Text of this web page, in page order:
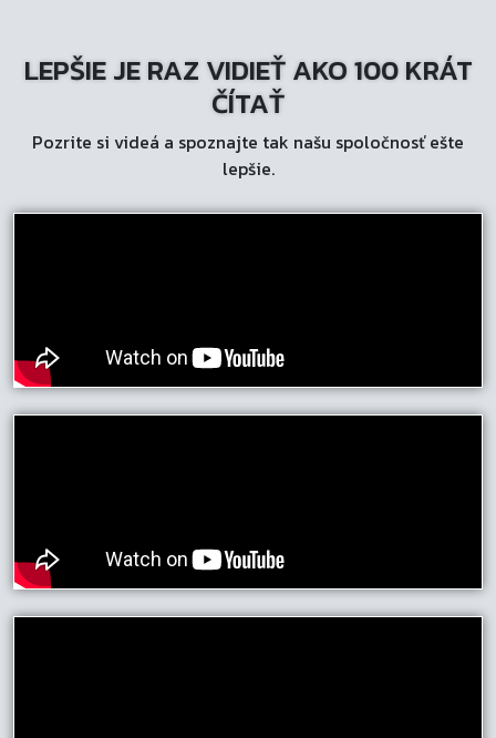
si
môžete
na
LEPŠIE JE RAZ VIDIEŤ AKO 100 KRÁT
ČÍTAŤ
Pozrite si videá a spoznajte tak našu spoločnosť ešte
lepšie.